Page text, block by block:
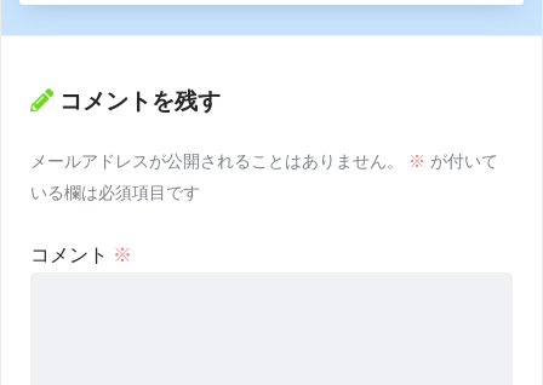
コメントを残す
メールアドレスが公開されることはありません。 ※ が付いて
いる欄は必須項目です
コメント ※